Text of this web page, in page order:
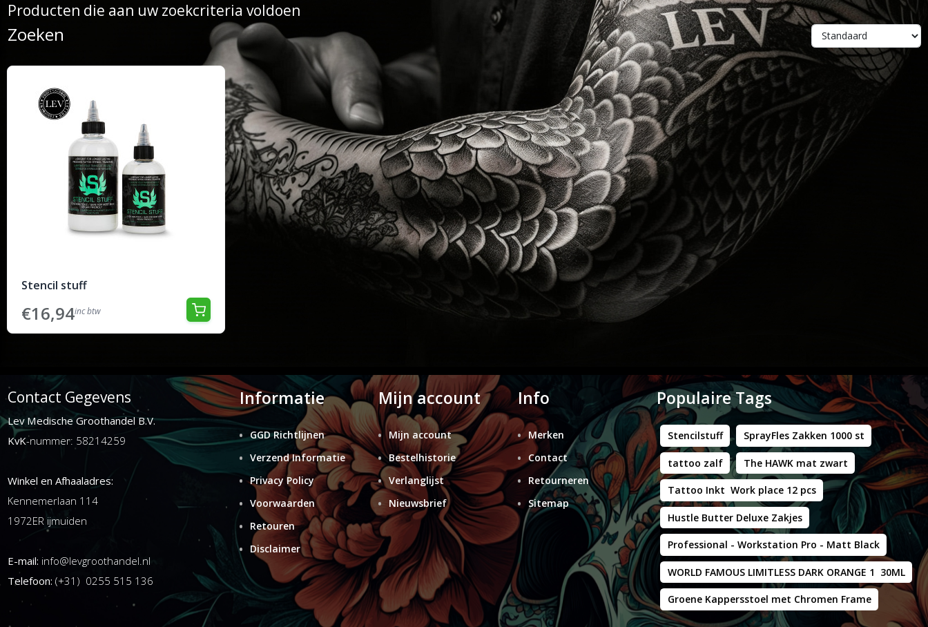
Producten die aan uw zoekcriteria voldoen
Zoeken
Stencil stuff
€16,94inc btw
Contact Gegevens
Lev Medische Groothandel B.V.
KvK-nummer: 58214259
Winkel en Afhaaladres:
Kennemerlaan 114
1972ER ijmuiden
E-mail: info@levgroothandel.nl
Telefoon: (+31) 0255 515 136
Informatie
GGD Richtlijnen
Verzend Informatie
Privacy Policy
Voorwaarden
Retouren
Disclaimer
Mijn account
Mijn account
Bestelhistorie
Verlanglijst
Nieuwsbrief
Info
Merken
Contact
Retourneren
Sitemap
Populaire Tags
Stencilstuff SprayFles Zakken 1000 st
tattoo zalf The HAWK mat zwart
Tattoo Inkt Work place 12 pcs
Hustle Butter Deluxe Zakjes
Professional - Workstation Pro - Matt Black
WORLD FAMOUS LIMITLESS DARK ORANGE 1 30ML
Groene Kappersstoel met Chromen Frame